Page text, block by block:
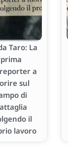
Taro: La
prima
a
sul
di
il
lavoro